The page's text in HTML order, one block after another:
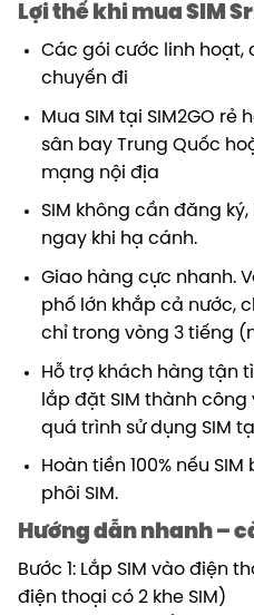
Lợi thế khi mua SIM
Các gói cước linh hoạt,
chuyến đi
Mua SIM tại SIM2GO
sân bay Trung Quốc
mạng nội địa
SIM không cần đăng
ngay khi hạ cánh.
Giao hàng cực nhanh.
phố lớn khắp cả nước,
chỉ trong vòng 3 tiếng
Hỗ trợ khách hàng tận
lắp đặt SIM thành
quá trình sử dụng SIM
Hoàn tiền 100% nếu
phôi SIM.
Hướng dẫn nhanh –
Bước 1: Lắp SIM vào điện
điện thoại có 2 khe SIM)